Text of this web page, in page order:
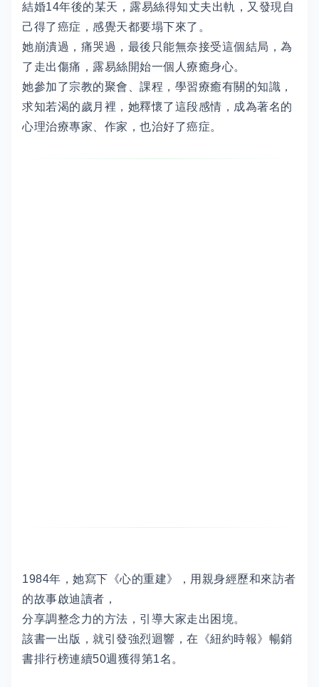
結婚14年後的某天，露易絲得知丈夫出軌，又發現自
己得了癌症，感覺天都要塌下來了。
她崩潰過，痛哭過，最後只能無奈接受這個結局，為
了走出傷痛，露易絲開始一個人療癒身心。
她參加了宗教的聚會、課程，學習療癒有關的知識，
求知若渴的歲月裡，她釋懷了這段感情，成為著名的
心理治療專家、作家，也治好了癌症。
1984年，她寫下《心的重建》，用親身經歷和來訪者
的故事啟迪讀者，
分享調整念力的方法，引導大家走出困境。
該書一出版，就引發強烈迴響，在《紐約時報》暢銷
書排行榜連續50週獲得第1名。